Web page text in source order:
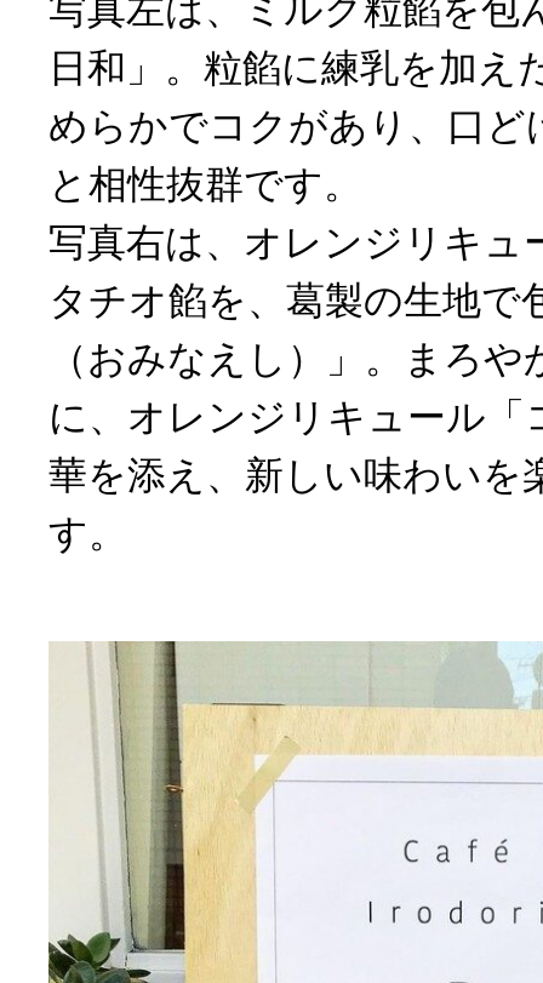
写真左は、ミルク粒餡を包
日和」。粒餡に練乳を加え
めらかでコクがあり、口ど
と相性抜群です。
写真右は、オレンジリキュ
タチオ餡を、葛製の生地で
（おみなえし）」。まろ
に、オレンジリキュール「
華を添え、新しい味わいを
す。